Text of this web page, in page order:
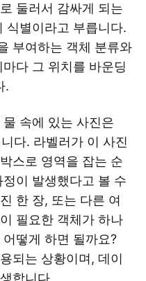
둘러서 감싸게 되는
식별이라고 부릅니다.
부여하는 객체 분류와
다 그 위치를 바운딩
.
속에 있는 사진은
다. 라벨러가 이 사진
스로 영역을 잡는 순
이 발생했다고 볼 수
한 장, 또는 다른 여
필요한 객체가 하나
떻게 하면 될까요?
되는 상황이며, 데이
합니다.